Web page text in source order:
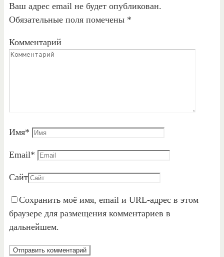
Ваш адрес email не будет опубликован.
Обязательные поля помечены *
Комментарий
Имя*
Email*
Сайт
Сохранить моё имя, email и URL-адрес в этом
браузере для размещения комментариев в
дальнейшем.